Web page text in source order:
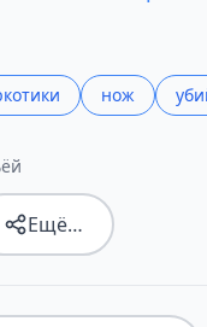
нож
Ещё…